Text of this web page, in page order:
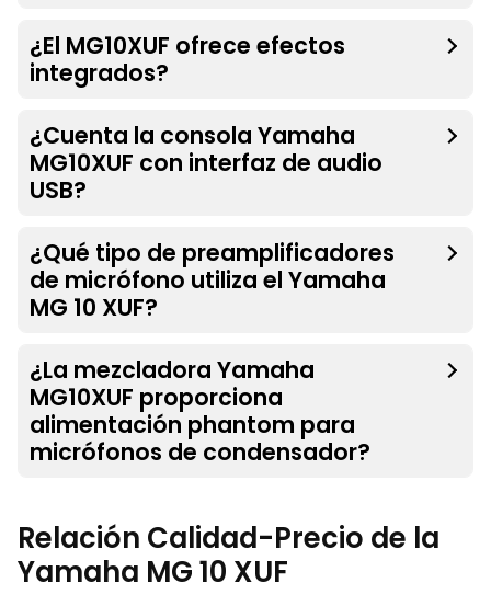
¿El MG10XUF ofrece efectos
integrados?
¿Cuenta la consola Yamaha
MG10XUF con interfaz de audio
USB?
¿Qué tipo de preamplificadores
de micrófono utiliza el Yamaha
MG 10 XUF?
¿La mezcladora Yamaha
MG10XUF proporciona
alimentación phantom para
micrófonos de condensador?
Relación Calidad-Precio de la
Yamaha MG 10 XUF